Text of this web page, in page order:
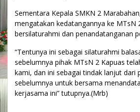
Sementara Kepala SMKN 2
mengatakan kedatangannya ke MTsN
bersilaturahmi dan penandatanganan
“Tentunya ini sebagai silaturahmi
sebelumnya pihak MTsN 2 Kapuas
kami, dan ini sebagai tindak lanjut dari
sebelumnya untuk bersama
kerjasama ini” tutupnya.(Mrb)